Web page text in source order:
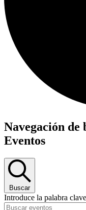
Navegación de
Eventos
Buscar
Introduce la palabra